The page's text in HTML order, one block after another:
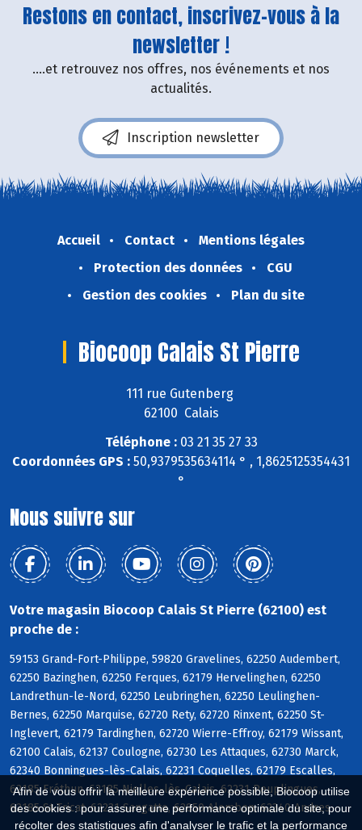
Afin de vous offrir la meilleure expérience possible, Biocoop utilise
des cookies : pour assurer une performance optimale du site, pour
récolter des statistiques afin d'analyser le trafic et la performance
Restons en contact, inscrivez-vous à la
newsletter !
....et retrouvez nos offres, nos événements et nos
actualités.
Inscription newsletter
Accueil Contact
Mentions légales
Protection des données
CGU
Gestion des cookies
Plan du site
Biocoop Calais St Pierre
111 rue Gutenberg
62100 Calais
Téléphone :03 21 35 27 33
Coordonnées GPS : 50,9379535634114 ° , 1,8625125354431
°
Nous suivre sur
Votre magasin Biocoop Calais St Pierre (62100) est
proche de :
59153 Grand-Fort-Philippe, 59820 Gravelines, 62250 Audembert,
62250 Bazinghen, 62250 Ferques, 62179 Hervelinghen, 62250
Landrethun-le-Nord, 62250 Leubringhen, 62250 Leulinghen-
Bernes, 62250 Marquise, 62720 Rety, 62720 Rinxent, 62250 St-
Inglevert, 62179 Tardinghen, 62720 Wierre-Effroy, 62179 Wissant,
62100 Calais, 62137 Coulogne, 62730 Les Attaques, 62730 Marck,
62340 Bonningues-lès-Calais, 62231 Coquelles, 62179 Escalles,
62185 Fréthun, 62185 Nielles-lès-Calais, 62231 Peuplingues,
62185 St-Tricat, 62231 Sangatte, 62850 Alembon, 62340 Andres